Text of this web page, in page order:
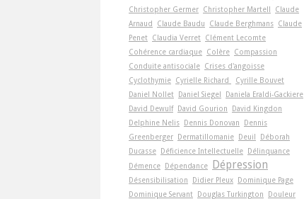
Christopher Germer Christopher Martell
Claude
Arnaud
Claude Baudu Claude Berghmans Claude
Penet Claudia Verret Clément Lecomte
Cohérence cardiaque Colère Compassion
Conduite antisociale Crises d'angoisse
Cyclothymie Cyrielle Richard
Cyrille Bouvet
Daniel Nollet Daniel Siegel
Daniela Eraldi-Gackiere
David Dewulf David Gourion
David Kingdon
Delphine Nelis Dennis Donovan
Dennis
Greenberger Dermatillomanie Deuil
Déborah
Ducasse Déficience Intellectuelle Délinquance
Démence Dépendance Dépression
Désensibilisation Didier Pleux Dominique Page
Dominique Servant Douglas Turkington
Douleur